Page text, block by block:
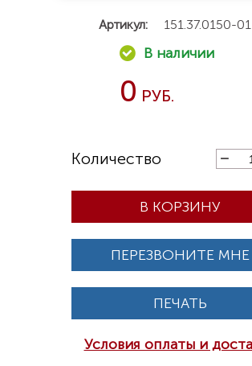
Артикул: 151.37.0150-
0
В КОРЗИНУ
ПЕРЕЗВОНИТЕ МНЕ
ПЕЧАТЬ
Условия оплаты и